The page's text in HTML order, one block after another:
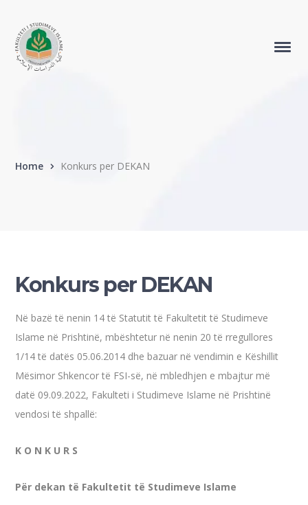
Home Konkurs per DEKAN
Konkurs per DEKAN
Në bazë të nenin 14 të Statutit të Fakultetit të Studimeve
Islame në Prishtinë, mbështetur në nenin 20 të rregullores
1/14 të datës 05.06.2014 dhe bazuar në vendimin e Këshillit
Mësimor Shkencor të FSI-së, në mbledhjen e mbajtur më
datë 09.09.2022, Fakulteti i Studimeve Islame në Prishtinë
vendosi të shpallë:
K O N K U R S
Për dekan të Fakultetit të Studimeve Islame